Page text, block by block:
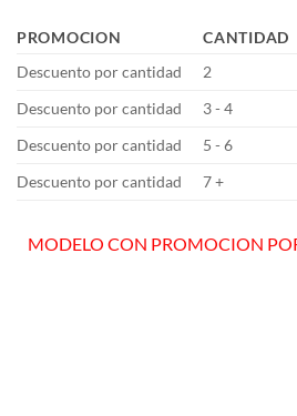
PROMOCION CANTIDAD
Descuento por cantidad
2
Descuento por cantidad
3 - 4
Descuento por cantidad
5 - 6
Descuento por cantidad
7 +
MODELO CON PROMOCION